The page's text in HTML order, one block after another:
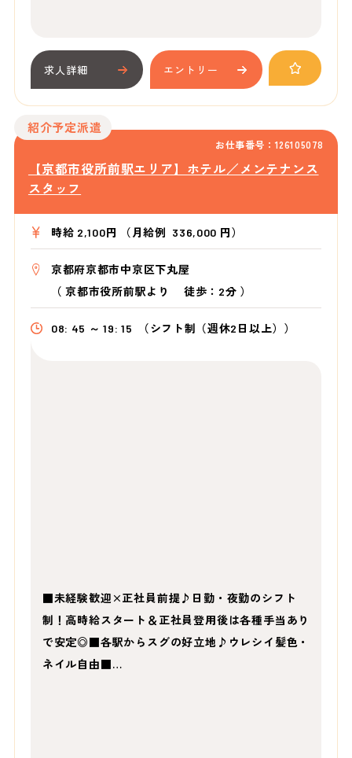
求人詳細 エントリー
お仕事番号：126105078
紹介予定派遣
【京都市役所前駅エリア】ホテル／メンテナンス
スタッフ
時給 2,100円 （月給例 336,000 円）
京都府京都市中京区下丸屋
（京都市役所前駅より徒歩：2分 ）
08: 45 ～ 19: 15 （シフト制（週休2日以上））
■未経験歓迎×正社員前提♪日勤・夜勤のシフト
制！高時給スタート＆正社員登用後は各種手当あり
で安定◎■各駅からスグの好立地♪ウレシイ髪色・
ネイル自由■…